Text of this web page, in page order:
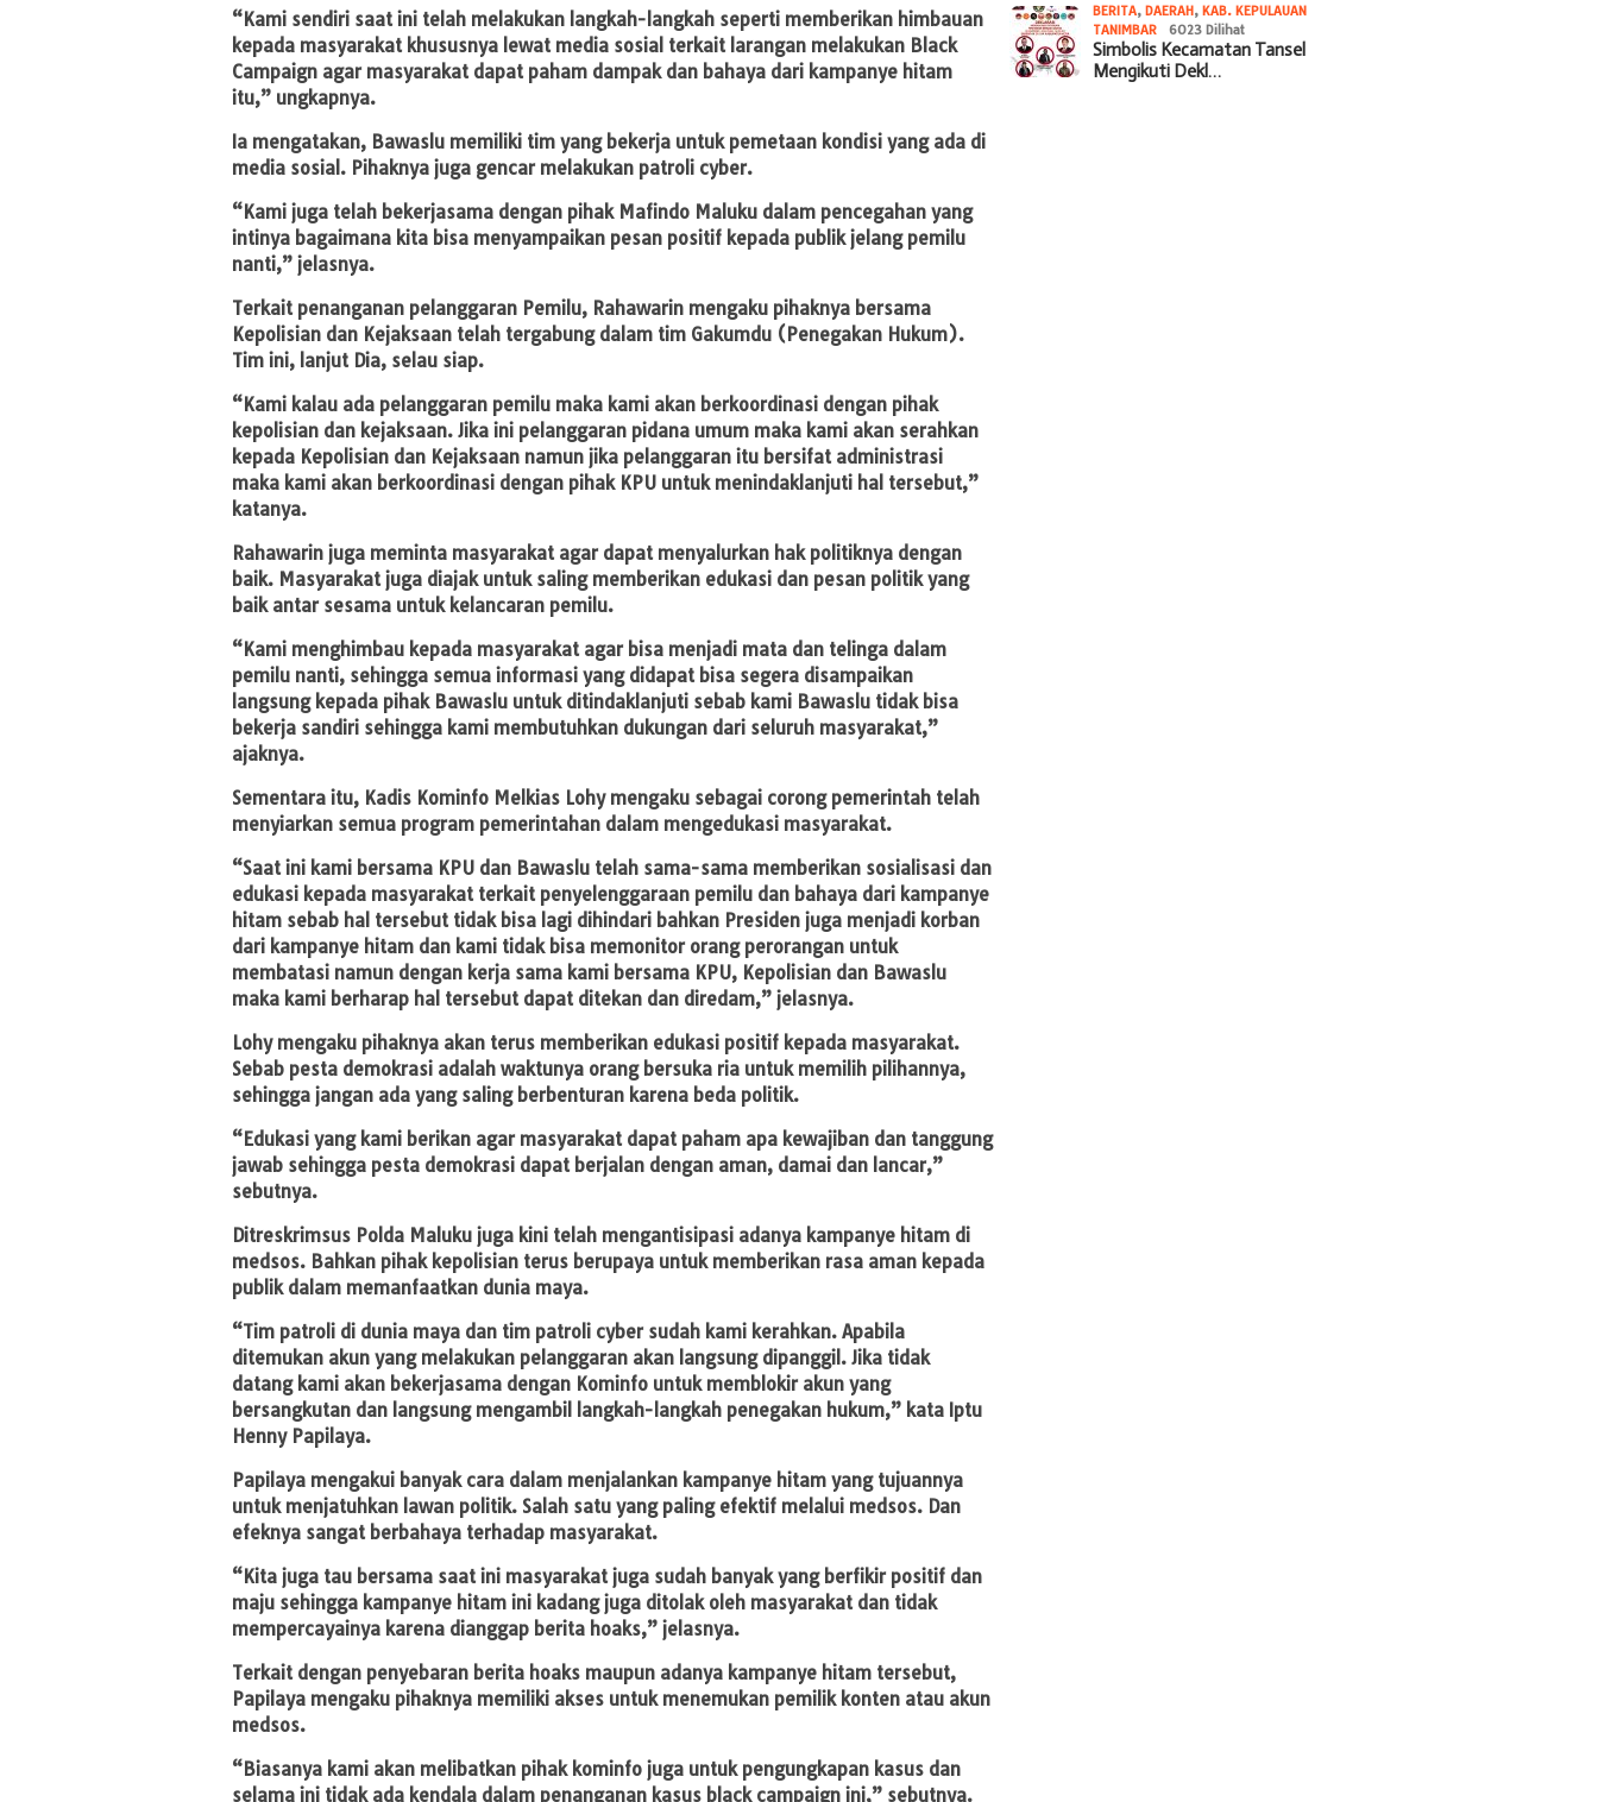
“Kami sendiri saat ini telah melakukan langkah-langkah seperti memberikan himbauan
kepada masyarakat khususnya lewat media sosial terkait larangan melakukan Black
Campaign agar masyarakat dapat paham dampak dan bahaya dari kampanye hitam
itu,” ungkapnya.
Ia mengatakan, Bawaslu memiliki tim yang bekerja untuk pemetaan kondisi yang ada di
media sosial. Pihaknya juga gencar melakukan patroli cyber.
“Kami juga telah bekerjasama dengan pihak Mafindo Maluku dalam pencegahan yang
intinya bagaimana kita bisa menyampaikan pesan positif kepada publik jelang pemilu
nanti,” jelasnya.
Terkait penanganan pelanggaran Pemilu, Rahawarin mengaku pihaknya bersama
Kepolisian dan Kejaksaan telah tergabung dalam tim Gakumdu (Penegakan Hukum).
Tim ini, lanjut Dia, selau siap.
“Kami kalau ada pelanggaran pemilu maka kami akan berkoordinasi dengan pihak
kepolisian dan kejaksaan. Jika ini pelanggaran pidana umum maka kami akan serahkan
kepada Kepolisian dan Kejaksaan namun jika pelanggaran itu bersifat administrasi
maka kami akan berkoordinasi dengan pihak KPU untuk menindaklanjuti hal tersebut,”
katanya.
Rahawarin juga meminta masyarakat agar dapat menyalurkan hak politiknya dengan
baik. Masyarakat juga diajak untuk saling memberikan edukasi dan pesan politik yang
baik antar sesama untuk kelancaran pemilu.
“Kami menghimbau kepada masyarakat agar bisa menjadi mata dan telinga dalam
pemilu nanti, sehingga semua informasi yang didapat bisa segera disampaikan
langsung kepada pihak Bawaslu untuk ditindaklanjuti sebab kami Bawaslu tidak bisa
bekerja sandiri sehingga kami membutuhkan dukungan dari seluruh masyarakat,”
ajaknya.
Sementara itu, Kadis Kominfo Melkias Lohy mengaku sebagai corong pemerintah telah
menyiarkan semua program pemerintahan dalam mengedukasi masyarakat.
“Saat ini kami bersama KPU dan Bawaslu telah sama-sama memberikan sosialisasi dan
edukasi kepada masyarakat terkait penyelenggaraan pemilu dan bahaya dari kampanye
hitam sebab hal tersebut tidak bisa lagi dihindari bahkan Presiden juga menjadi korban
dari kampanye hitam dan kami tidak bisa memonitor orang perorangan untuk
membatasi namun dengan kerja sama kami bersama KPU, Kepolisian dan Bawaslu
maka kami berharap hal tersebut dapat ditekan dan diredam,” jelasnya.
Lohy mengaku pihaknya akan terus memberikan edukasi positif kepada masyarakat.
Sebab pesta demokrasi adalah waktunya orang bersuka ria untuk memilih pilihannya,
sehingga jangan ada yang saling berbenturan karena beda politik.
“Edukasi yang kami berikan agar masyarakat dapat paham apa kewajiban dan tanggung
jawab sehingga pesta demokrasi dapat berjalan dengan aman, damai dan lancar,”
sebutnya.
Ditreskrimsus Polda Maluku juga kini telah mengantisipasi adanya kampanye hitam di
medsos. Bahkan pihak kepolisian terus berupaya untuk memberikan rasa aman kepada
publik dalam memanfaatkan dunia maya.
“Tim patroli di dunia maya dan tim patroli cyber sudah kami kerahkan. Apabila
ditemukan akun yang melakukan pelanggaran akan langsung dipanggil. Jika tidak
datang kami akan bekerjasama dengan Kominfo untuk memblokir akun yang
bersangkutan dan langsung mengambil langkah-langkah penegakan hukum,” kata Iptu
Henny Papilaya.
Papilaya mengakui banyak cara dalam menjalankan kampanye hitam yang tujuannya
untuk menjatuhkan lawan politik. Salah satu yang paling efektif melalui medsos. Dan
efeknya sangat berbahaya terhadap masyarakat.
“Kita juga tau bersama saat ini masyarakat juga sudah banyak yang berfikir positif dan
maju sehingga kampanye hitam ini kadang juga ditolak oleh masyarakat dan tidak
mempercayainya karena dianggap berita hoaks,” jelasnya.
Terkait dengan penyebaran berita hoaks maupun adanya kampanye hitam tersebut,
Papilaya mengaku pihaknya memiliki akses untuk menemukan pemilik konten atau akun
medsos.
“Biasanya kami akan melibatkan pihak kominfo juga untuk pengungkapan kasus dan
selama ini tidak ada kendala dalam penanganan kasus black campaign ini,” sebutnya.
BERITA,DAERAH,KAB. KEPULAUAN
TANIMBAR
6023 Dilihat
Simbolis Kecamatan Tansel
Mengikuti Dekl…